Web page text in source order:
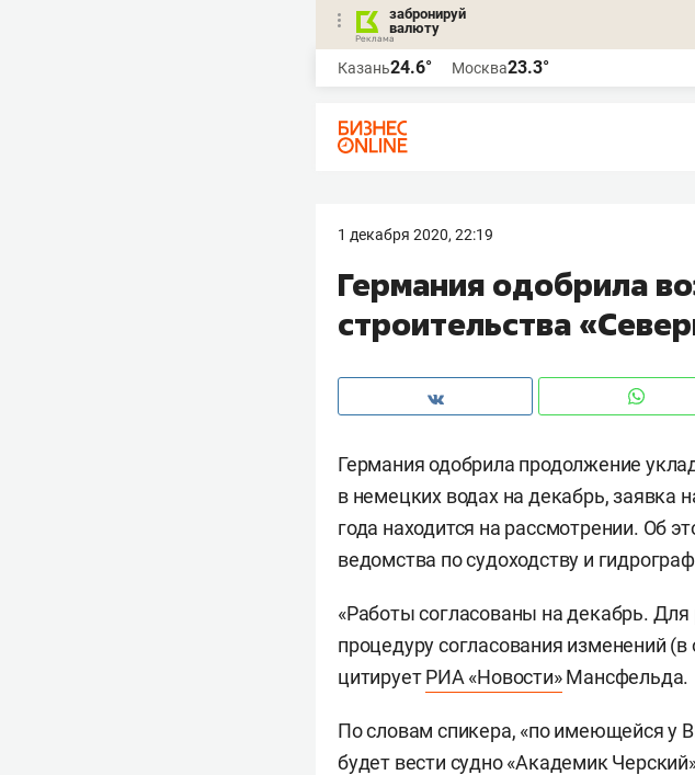
забронируй
валюту
Казань24.6° Москва23.3°
1 декабря 2020, 22:19
Германия одобрила
строительства
Германия одобрила продолжение
в немецких водах на декабрь, заявка
года находится на рассмотрении. Об
ведомства по судоходству и
«Работы согласованы на декабрь.
процедуру согласования изменений
цитируетРИА «Новости»Мансфельда.
По словам спикера, «по имеющейся у
будет вести судно «Академик